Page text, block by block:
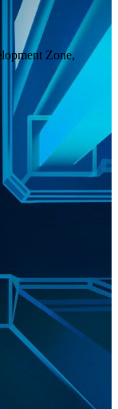
Zone,